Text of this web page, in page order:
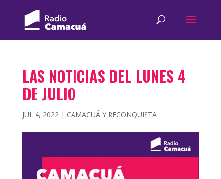
LAS NOTICIAS DEL LUNES 4
DE JULIO
JUL 4, 2022| CAMACUÁ Y RECONQUISTA